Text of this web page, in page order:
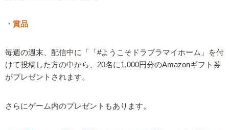
・賞品
毎週の週末、配信中に「「#ようこそドラブラマイホーム」を付
けて投稿した方の中から、20名に1,000円分のAmazonギフト券
がプレゼントされます。
さらにゲーム内のプレゼントもあります。